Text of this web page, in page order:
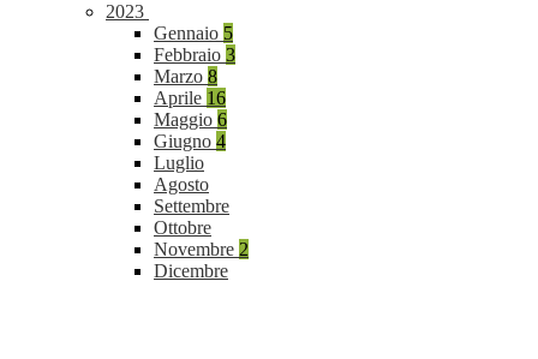
2023
Gennaio 5
Febbraio 3
Marzo 8
Aprile 16
Maggio 6
Giugno 4
Luglio
Agosto
Settembre
Ottobre
Novembre 2
Dicembre